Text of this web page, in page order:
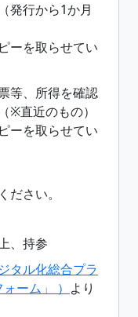
発行から1か月
ーを取らせてい
等、所得を確認
※直近のもの）
ーを取らせてい
さい。
、持参
タル化総合プラ
ーム」 ） より